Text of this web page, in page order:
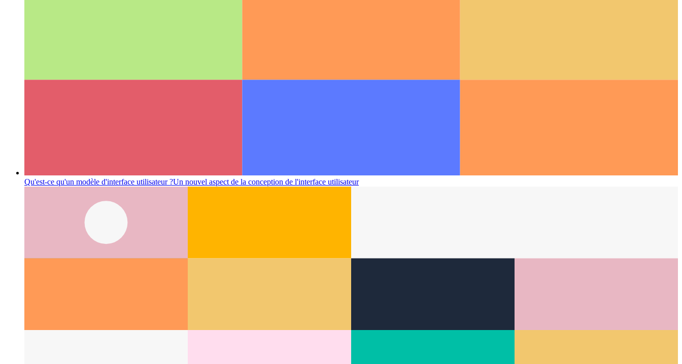
Qu'est-ce qu'un modèle d'interface utilisateur ?